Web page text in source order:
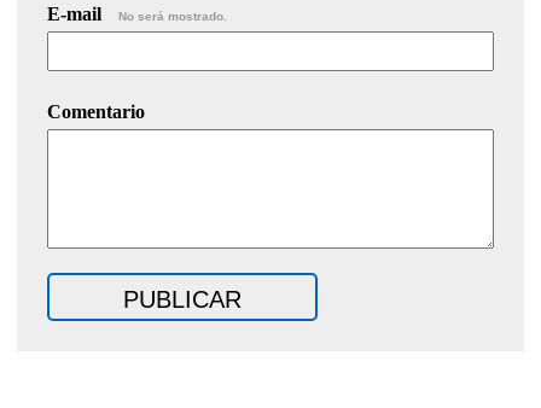
E-mail No será mostrado.
Comentario